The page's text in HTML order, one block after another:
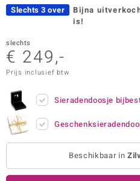
in Italy
Paraíso
Slechts 3 over Bijna
is!
slechts
€ 249,-
Prijs inclusief btw
Sieradendoosje
Beschikbaar in